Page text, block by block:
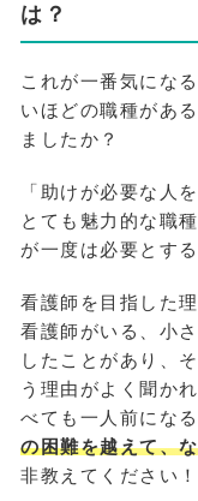
は？
これが一番気にな
いほどの職種があ
ましたか？
「助けが必要な人
とても魅力的な職
が一度は必要とす
看護師を目指した
看護師がいる、小
したことがあり、
う理由がよく聞か
べても一人前にな
の困難を越えて、
非教えてください！